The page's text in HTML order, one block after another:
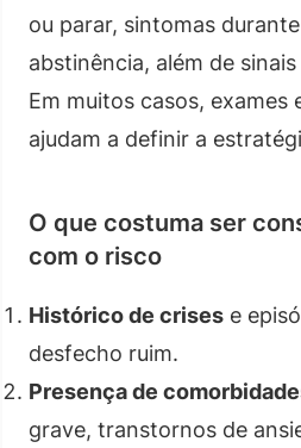
ou parar, sintomas
abstinência, além de
Em muitos casos, exames
ajudam a definir a
O que costuma ser
com o risco
Histórico de crises e
desfecho ruim.
Presença de
grave, transtornos de